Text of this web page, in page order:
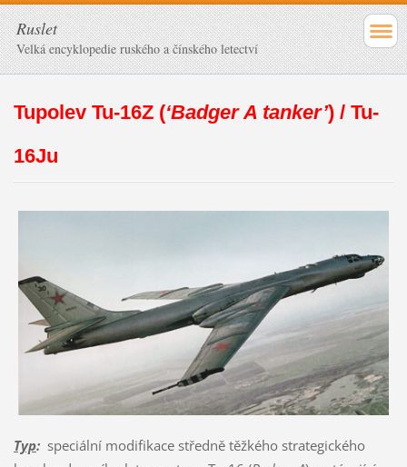
Ruslet
Velká encyklopedie ruského a čínského letectví
Tupolev Tu-16Z (‘Badger A tanker’) / Tu-
16Ju
Typ:speciální modifikace středně těžkého strategického